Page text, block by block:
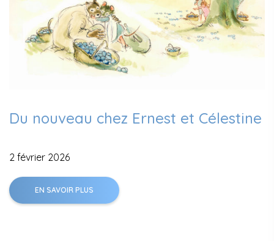
Du nouveau chez Ernest et Célestine
2 février 2026
EN SAVOIR PLUS